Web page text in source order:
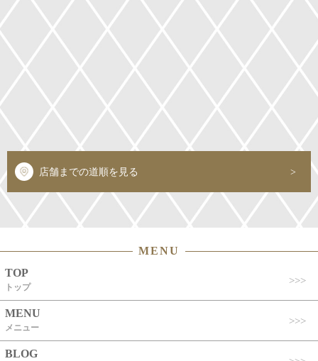
店舗までの道順を見る
MENU
TOP
トップ
MENU
メニュー
BLOG